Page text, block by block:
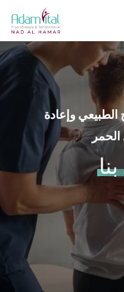
الطبيعي وإعادة
الحمر
Navigate to the